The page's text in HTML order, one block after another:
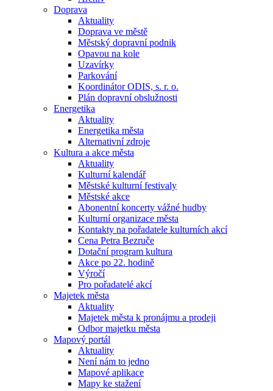
Doprava
Aktuality
Doprava ve městě
Městský dopravní podnik
Opavou na kole
Uzavírky
Parkování
Koordinátor ODIS, s. r. o.
Plán dopravní obslužnosti
Energetika
Aktuality
Energetika města
Alternativní zdroje
Kultura a akce města
Aktuality
Kulturní kalendář
Městské kulturní festivaly
Městské akce
Abonentní koncerty vážné hudby
Kulturní organizace města
Kontakty na pořadatele kulturních akcí
Cena Petra Bezruče
Dotační program kultura
Akce po 22. hodině
Výročí
Pro pořadatelé akcí
Majetek města
Aktuality
Majetek města k pronájmu a prodeji
Odbor majetku města
Mapový portál
Aktuality
Není nám to jedno
Mapové aplikace
Mapy ke stažení